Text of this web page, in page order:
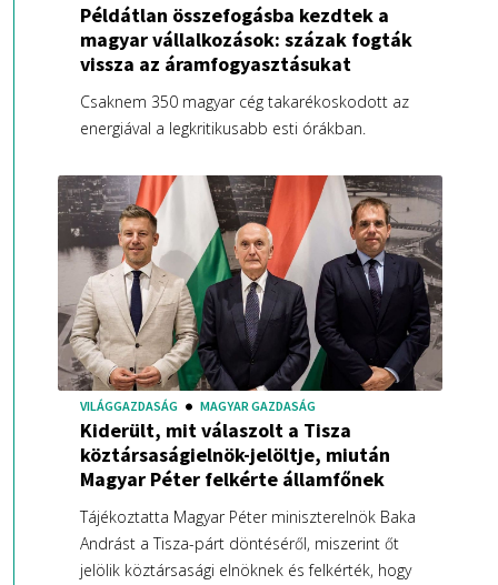
Példátlan összefogásba kezdtek a
magyar vállalkozások: százak fogták
vissza az áramfogyasztásukat
Csaknem 350 magyar cég takarékoskodott az
energiával a legkritikusabb esti órákban.
VILÁGGAZDASÁG MAGYAR GAZDASÁG
Kiderült, mit válaszolt a Tisza
köztársaságielnök-jelöltje, miután
Magyar Péter felkérte államfőnek
Tájékoztatta Magyar Péter miniszterelnök Baka
Andrást a Tisza-párt döntéséről, miszerint őt
jelölik köztársasági elnöknek és felkérték, hogy